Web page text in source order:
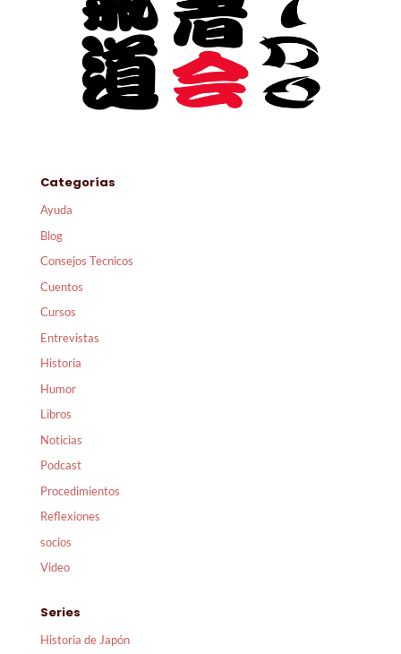
Categorías
Ayuda
Blog
Consejos Tecnicos
Cuentos
Cursos
Entrevistas
Historia
Humor
Libros
Noticias
Podcast
Procedimientos
Reflexiones
socios
Video
Series
Historia de Japón